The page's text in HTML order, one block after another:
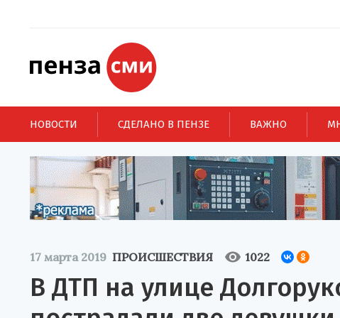
НОВОСТИ СДЕЛАНО В ПЕНЗЕ ВАЖНО
17 марта 2019 ПРОИСШЕСТВИЯ 1022
В ДТП на улице